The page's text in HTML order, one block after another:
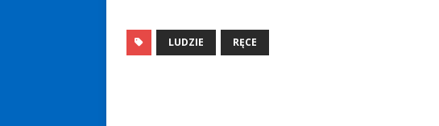
LUDZIE RĘCE